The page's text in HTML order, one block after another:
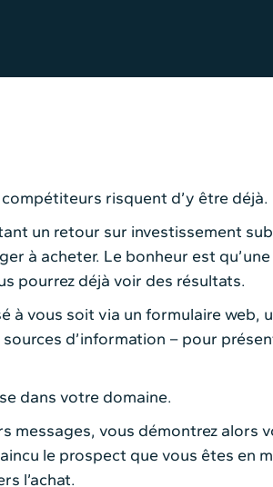
risquent d’y être déjà.
un retour sur investissement
à acheter. Le bonheur est
pourrez déjà voir des résultats.
à vous soit via un formulaire web,
d’information – pour
dans votre domaine.
messages, vous démontrez alors
le prospect que vous êtes en
l’achat.